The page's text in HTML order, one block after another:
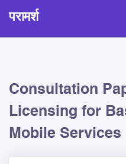
परामर्श
Consultation
Licensing for
Mobile Services